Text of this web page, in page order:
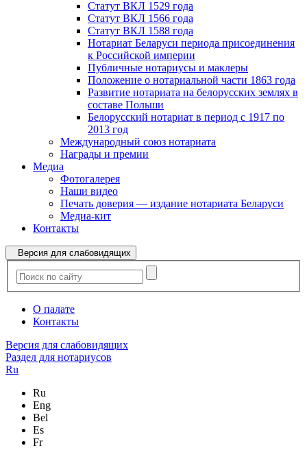
Статут ВКЛ 1529 года
Статут ВКЛ 1566 года
Статут ВКЛ 1588 года
Нотариат Беларуси периода присоединения
к Российской империи
Публичные нотариусы и маклеры
Положение о нотариальной части 1863 года
Развитие нотариата на белорусских землях в
составе Польши
Белорусский нотариат в период с 1917 по
2013 год
Международный союз нотариата
Награды и премии
Медиа
Фотогалерея
Наши видео
Печать доверия — издание нотариата Беларуси
Медиа-кит
Контакты
Версия для слабовидящих
О палате
Контакты
Версия для слабовидящих
Раздел для нотариусов
Ru
Ru
Eng
Bel
Es
Fr